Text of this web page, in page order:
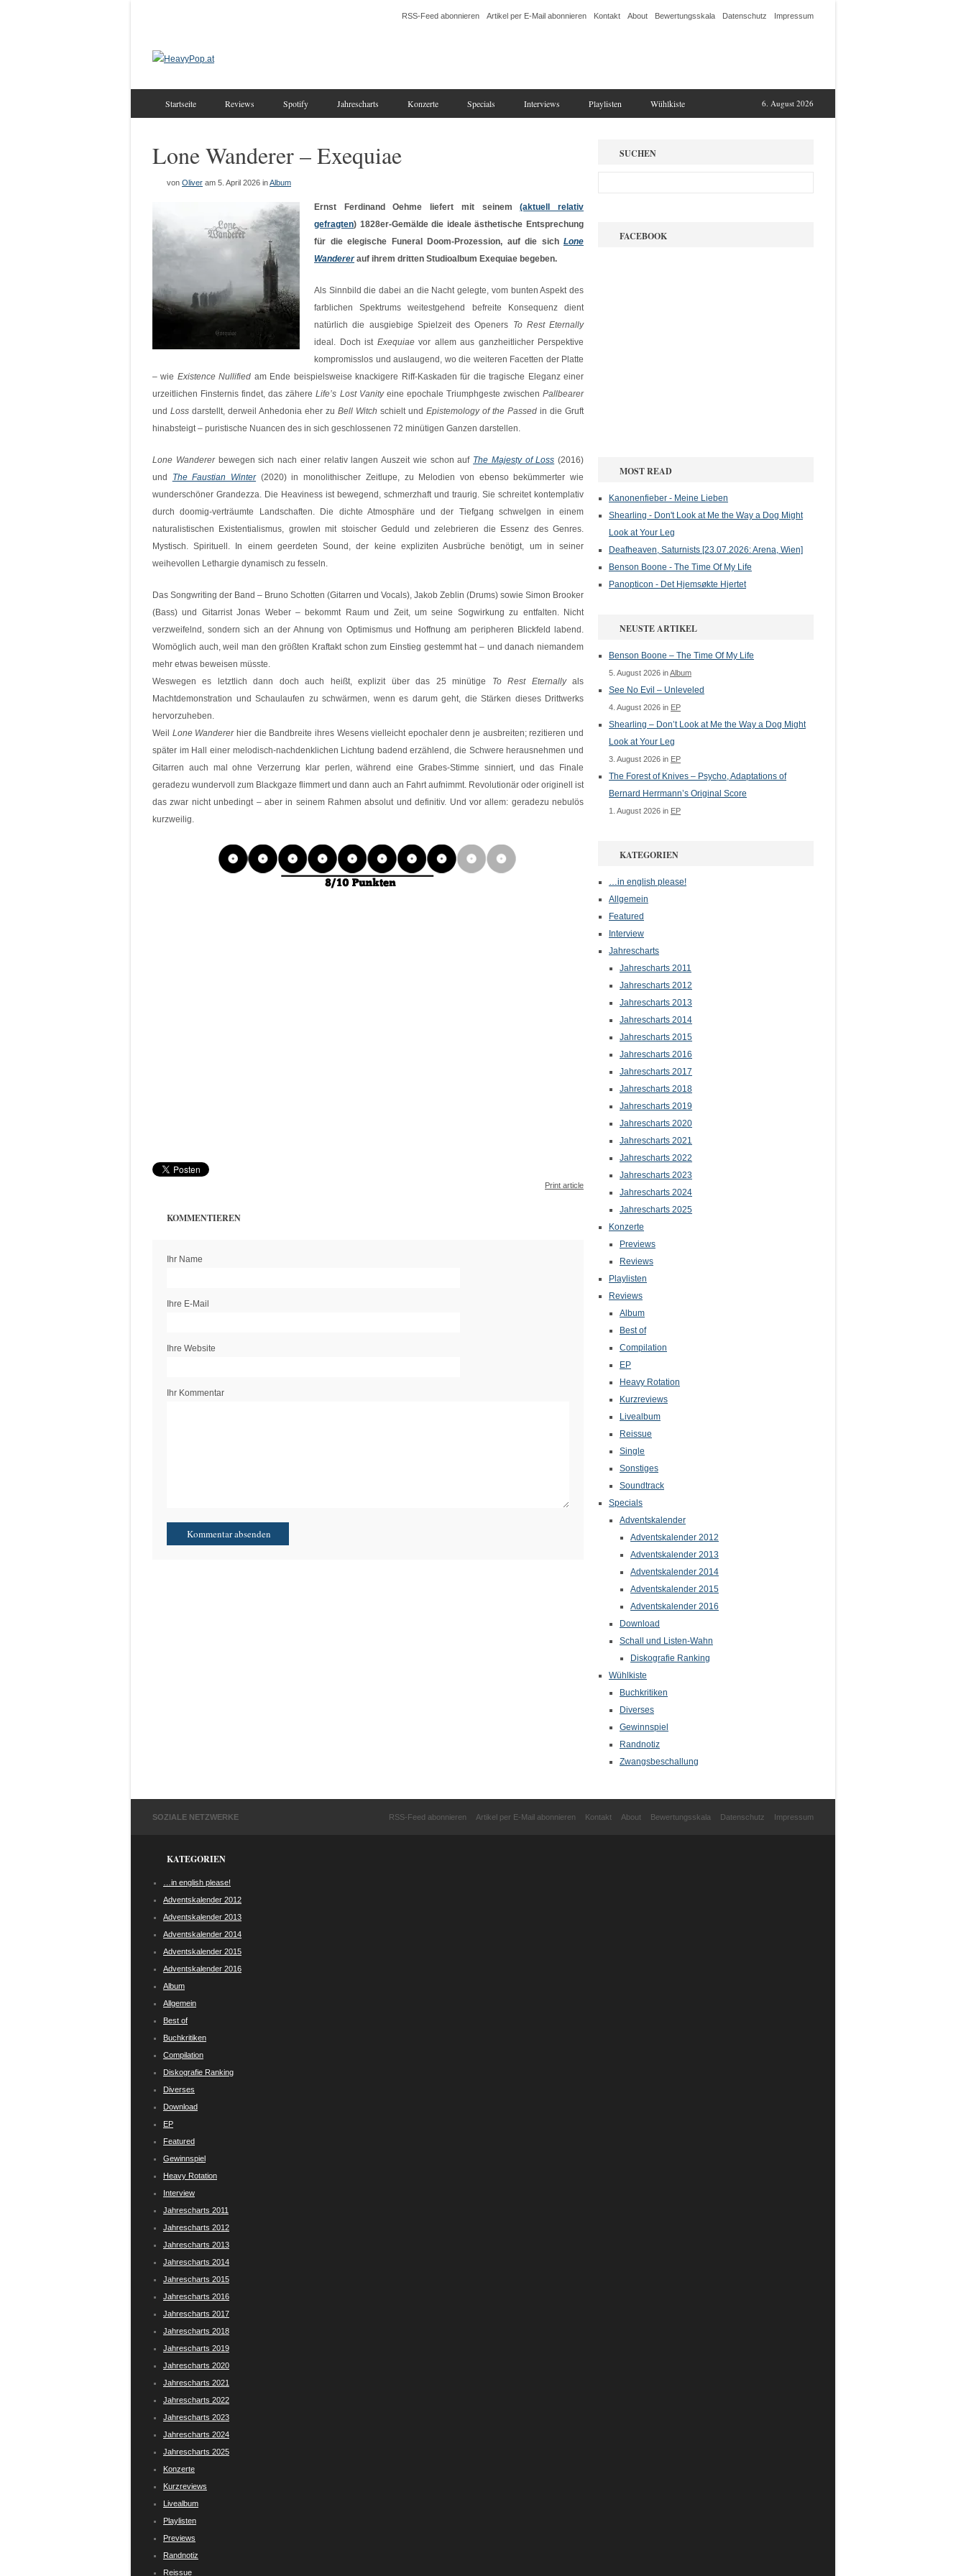
RSS-Feed abonnieren Artikel per E-Mail abonnieren Kontakt About Bewertungsskala Datenschutz Impressum
6. August 2026
Startseite Reviews Spotify Jahrescharts Konzerte Specials Interviews Playlisten Wühlkiste
Lone Wanderer – Exequiae
von Oliver am 5. April 2026 inAlbum
Ernst Ferdinand Oehme liefert mit seinem(aktuell relativ
gefragten) 1828er-Gemälde die ideale ästhetische Entsprechung
für die elegische Funeral Doom-Prozession, auf die sich Lone
Wandererauf ihrem dritten Studioalbum Exequiae begeben.
Als Sinnbild die dabei an die Nacht gelegte, vom bunten Aspekt des
farblichen Spektrums weitestgehend befreite Konsequenz dient
natürlich die ausgiebige Spielzeit des Openers To Rest Eternally
ideal. Doch ist Exequiaevor allem aus ganzheitlicher Perspektive
kompromisslos und auslaugend, wo die weiteren Facetten der Platte
– wie Existence Nullified am Ende beispielsweise knackigere Riff-Kaskaden für die tragische Eleganz einer
urzeitlichen Finsternis findet, das zähereLife’s Lost Vanityeine epochale Triumphgeste zwischenPallbearer
und Loss darstellt, derweil Anhedonia eher zu Bell Witch schielt und Epistemology of the Passed in die Gruft
hinabsteigt – puristische Nuancen des in sich geschlossenen 72 minütigen Ganzen darstellen.
Lone Wandererbewegen sich nach einer relativ langen Auszeit wie schon auf The Majesty of Loss (2016)
und The Faustian Winter(2020) in monolithischer Zeitlupe, zu Melodien von ebenso bekümmerter wie
wunderschöner Grandezza. Die Heaviness ist bewegend, schmerzhaft und traurig. Sie schreitet kontemplativ
durch doomig-verträumte Landschaften. Die dichte Atmosphäre und der Tiefgang schwelgen in einem
naturalistischen Existentialismus, growlen mit stoischer Geduld und zelebrieren die Essenz des Genres.
Mystisch. Spirituell. In einem geerdeten Sound, der keine expliziten Ausbrüche benötigt, um in seiner
weihevollen Lethargie dynamisch zu fesseln.
Das Songwriting der Band – Bruno Schotten (Gitarren und Vocals), Jakob Zeblin (Drums) sowie Simon Brooker
(Bass) und Gitarrist Jonas Weber – bekommt Raum und Zeit, um seine Sogwirkung zu entfalten. Nicht
verzweifelnd, sondern sich an der Ahnung von Optimismus und Hoffnung am peripheren Blickfeld labend.
Womöglich auch, weil man den größten Kraftakt schon zum Einstieg gestemmt hat – und danach niemandem
mehr etwas beweisen müsste.
Weswegen es letztlich dann doch auch heißt, explizit über das 25 minütige To Rest Eternallyals
Machtdemonstration und Schaulaufen zu schwärmen, wenn es darum geht, die Stärken dieses Drittwerks
hervorzuheben.
Weil Lone Wandererhier die Bandbreite ihres Wesens vielleicht epochaler denn je ausbreiten; rezitieren und
später im Hall einer melodisch-nachdenklichen Lichtung badend erzählend, die Schwere herausnehmen und
Gitarren auch mal ohne Verzerrung klar perlen, während eine Grabes-Stimme sinniert, und das Finale
geradezu wundervoll zum Blackgaze flimmert und dann auch an Fahrt aufnimmt. Revolutionär oder originell ist
das zwar nicht unbedingt – aber in seinem Rahmen absolut und definitiv. Und vor allem: geradezu nebulös
kurzweilig.
Print article
KOMMENTIEREN
Ihr Name
Ihre E-Mail
Ihre Website
Ihr Kommentar
SUCHEN
FACEBOOK
MOST READ
Kanonenfieber - Meine Lieben
Shearling - Don't Look at Me the Way a Dog Might
Look at Your Leg
Deafheaven, Saturnists [23.07.2026: Arena, Wien]
Benson Boone - The Time Of My Life
Panopticon - Det Hjemsøkte Hjertet
NEUSTE ARTIKEL
Benson Boone – The Time Of My Life
5. August 2026 inAlbum
See No Evil – Unleveled
4. August 2026 in EP
Shearling – Don’t Look at Me the Way a Dog Might
Look at Your Leg
3. August 2026 in EP
The Forest of Knives – Psycho, Adaptations of
Bernard Herrmann’s Original Score
1. August 2026 in EP
KATEGORIEN
…in english please!
Allgemein
Featured
Interview
Jahrescharts
Jahrescharts 2011
Jahrescharts 2012
Jahrescharts 2013
Jahrescharts 2014
Jahrescharts 2015
Jahrescharts 2016
Jahrescharts 2017
Jahrescharts 2018
Jahrescharts 2019
Jahrescharts 2020
Jahrescharts 2021
Jahrescharts 2022
Jahrescharts 2023
Jahrescharts 2024
Jahrescharts 2025
Konzerte
Previews
Reviews
Playlisten
Reviews
Album
Best of
Compilation
EP
Heavy Rotation
Kurzreviews
Livealbum
Reissue
Single
Sonstiges
Soundtrack
Specials
Adventskalender
Adventskalender 2012
Adventskalender 2013
Adventskalender 2014
Adventskalender 2015
Adventskalender 2016
Download
Schall und Listen-Wahn
Diskografie Ranking
Wühlkiste
Buchkritiken
Diverses
Gewinnspiel
Randnotiz
Zwangsbeschallung
SOZIALE NETZWERKE RSS-Feed abonnieren Artikel per E-Mail abonnieren Kontakt About Bewertungsskala Datenschutz Impressum
KATEGORIEN
…in english please!
Adventskalender 2012
Adventskalender 2013
Adventskalender 2014
Adventskalender 2015
Adventskalender 2016
Album
Allgemein
Best of
Buchkritiken
Compilation
Diskografie Ranking
Diverses
Download
EP
Featured
Gewinnspiel
Heavy Rotation
Interview
Jahrescharts 2011
Jahrescharts 2012
Jahrescharts 2013
Jahrescharts 2014
Jahrescharts 2015
Jahrescharts 2016
Jahrescharts 2017
Jahrescharts 2018
Jahrescharts 2019
Jahrescharts 2020
Jahrescharts 2021
Jahrescharts 2022
Jahrescharts 2023
Jahrescharts 2024
Jahrescharts 2025
Konzerte
Kurzreviews
Livealbum
Playlisten
Previews
Randnotiz
Reissue